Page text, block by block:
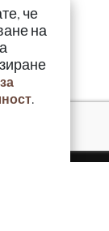
че
на
.